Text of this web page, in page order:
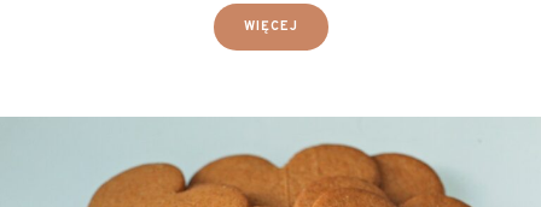
WIĘCEJ